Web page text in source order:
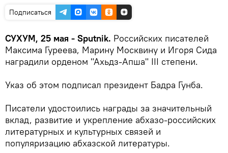
Подписаться
СУХУМ, 25 мая - Sputnik. Российских писателей
Максима Гуреева, Марину Москвину и Игоря Сида
наградили орденом "Ахьдз-Апша" III степени.
Указ об этом подписал президент Бадра Гунба.
Писатели удостоились награды за значительный
вклад, развитие и укрепление абхазо-российских
литературных и культурных связей и
популяризацию абхазской литературы.